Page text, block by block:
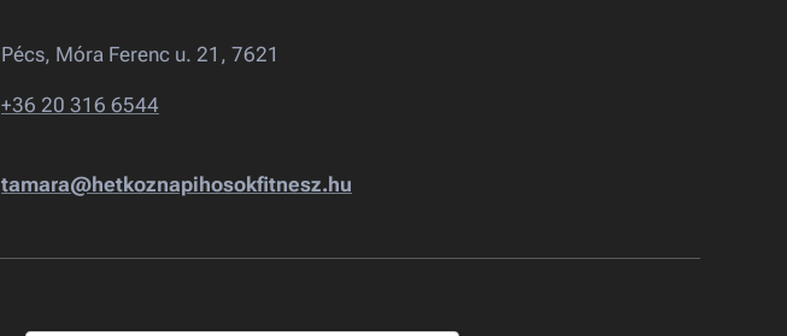
Pécs, Móra Ferenc u. 21, 7621
+36 20 316 6544
tamara@hetkoznapihosokfitnesz.hu